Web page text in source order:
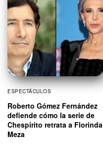
ESPECTÁCULOS
Roberto Gómez Fernández
defiende cómo la serie de
Chespirito retrata a Florinda
Meza